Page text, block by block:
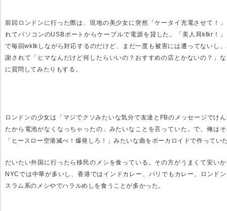
前回ロンドンに行った際は、現地の美少女に突然「ケータイ充電させて！
れてパソコンのUSBポートからケーブルで電源を貸した。「美人局ktkr！
で毎回wktkしながら対応するのだけど、まだ一度も被害には遭ってないし
謝されて「ヒマなんだけど何したらいいの？おすすめの店とかないの？」
に質問してみたりもする。
ロンドンの少女は「マジでクソみたいな気分で友達とFBのメッセージでけ
たから電池がなくなっちゃったの」みたいなことを言っていた。で、俺は
「ヒースロー空港滅べ！爆発しろ！」みたいな曲をボーカロイドで作ってい
だいたい外国に行ったら移民のメシを食っている。その方がうまくて安い
NYCでは中華が多いし、香港ではインドカレー、パリでもカレー。ロンド
スラム系のメシやでハラルめしを食うことが多かった。